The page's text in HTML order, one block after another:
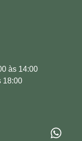
às 14:00
18:00